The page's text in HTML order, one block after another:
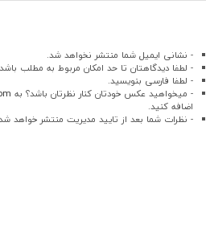
- نشانی ایمیل شما منتشر نخواهد شد.
- لطفا دیدگاهتان تا حد امکان مربوط به مطلب
- لطفا فارسی بنویسید.
- میخواهید عکس خودتان کنار نظرتان باشد؟ به
اضافه کنید.
- نظرات شما بعد از تایید مدیریت منتشر خواهد